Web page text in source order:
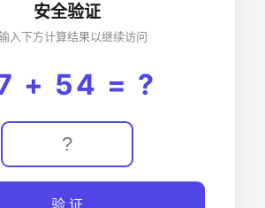
安全验证
入下方计算结果以继续访问
+ 54 = ?
验 证